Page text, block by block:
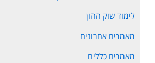
לימוד שוק ההון
מאמרים אחרונים
מאמרים כללים